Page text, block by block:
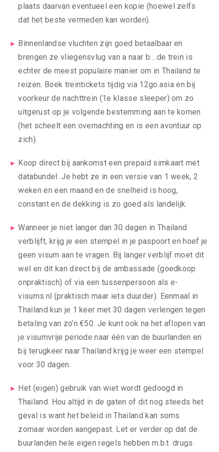
plaats daarvan eventueel een kopie (hoewel zelfs
dat het beste vermeden kan worden).
Binnenlandse vluchten zijn goed betaalbaar en
brengen ze vliegensvlug van a naar b….de trein is
echter de meest populaire manier om in Thailand te
reizen. Boek treintickets tijdig via 12go.asia en bij
voorkeur de nachttrein (1e klasse sleeper) om zo
uitgerust op je volgende bestemming aan te komen
(het scheelt een overnachting en is een avontuur op
zich).
Koop direct bij aankomst een prepaid simkaart met
databundel. Je hebt ze in een versie van 1 week, 2
weken en een maand en de snelheid is hoog,
constant en de dekking is zo goed als landelijk.
Wanneer je niet langer dan 30 dagen in Thailand
verblijft, krijg je een stempel in je paspoort en hoef je
geen visum aan te vragen. Bij langer verblijf moet dit
wel en dit kan direct bij de ambassade (goedkoop
onpraktisch) of via een tussenpersoon als e-
visums.nl (praktisch maar iets duurder). Eenmaal in
Thailand kun je 1 keer met 30 dagen verlengen tegen
betaling van zo’n €50. Je kunt ook na het aflopen van
je visumvrije periode naar één van de buurlanden en
bij terugkeer naar Thailand krijg je weer een stempel
voor 30 dagen.
Het (eigen) gebruik van wiet wordt gedoogd in
Thailand. Hou altijd in de gaten of dit nog steeds het
geval is want het beleid in Thailand kan soms
zomaar worden aangepast. Let er verder op dat de
buurlanden hele eigen regels hebben m.b.t. drugs.